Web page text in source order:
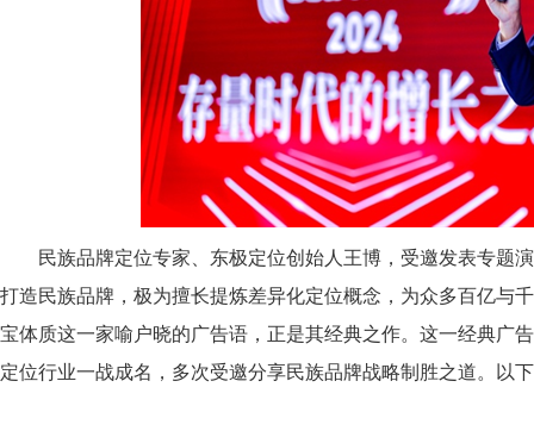
民族品牌定位专家、东极定位创始人王博， 受邀发表专题
打造民族品牌，极为擅长提炼差异化定位概念， 为众多百亿与
宝体质这一家喻户晓的广告语，正是其经典之作。 这一经典广
定位行业一战成名，多次受邀分享民族品牌战略制胜之道。 以